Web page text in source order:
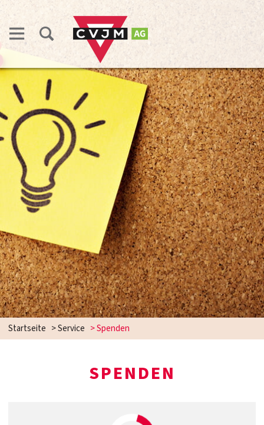
Startseite >Service >Spenden
SPENDEN